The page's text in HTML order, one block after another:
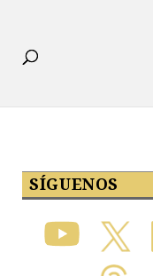
SÍGUENOS